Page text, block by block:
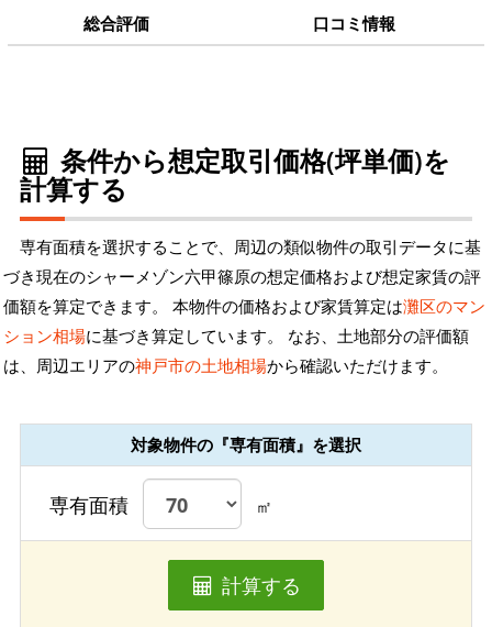
総合評価 口コミ情報
条件から想定取引価格(坪単価)を
計算する
専有面積を選択することで、周辺の類似物件の取引データに基
づき現在のシャーメゾン六甲篠原の想定価格および想定家賃の評
価額を算定できます。 本物件の価格および家賃算定は灘区のマン
ション相場に基づき算定しています。 なお、土地部分の評価額
は、周辺エリアの神戸市の土地相場から確認いただけます。
対象物件の『専有面積』を選択
専有面積 ㎡
計算する